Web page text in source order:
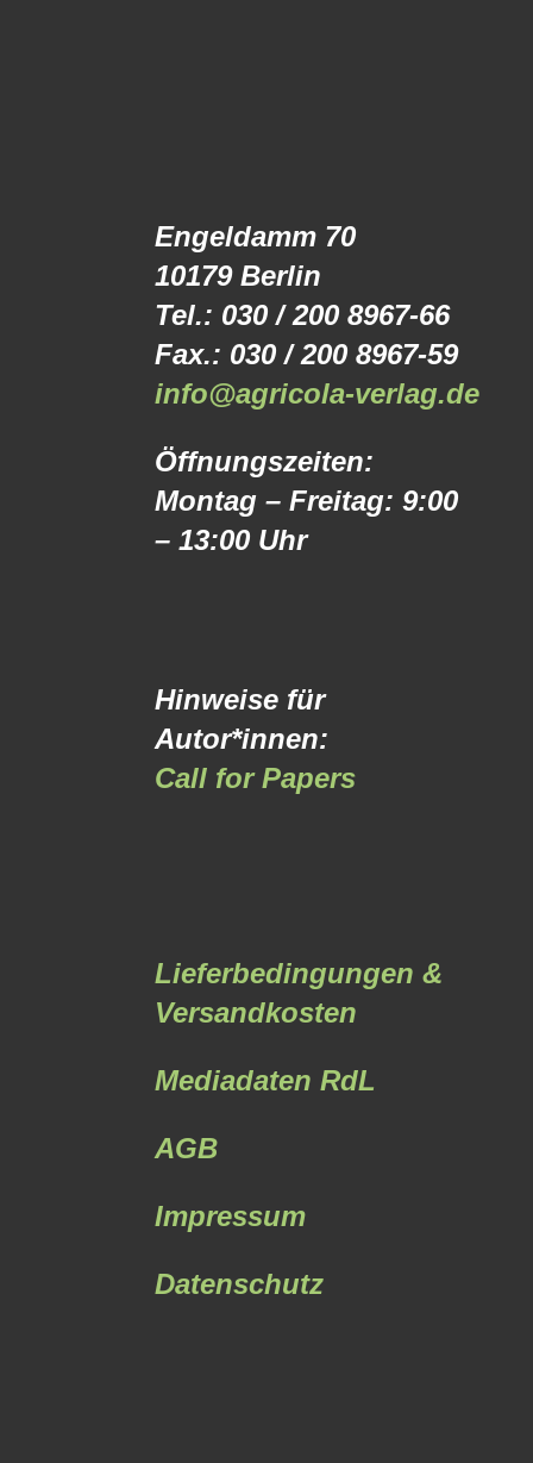
Engeldamm 70
10179 Berlin
Tel.: 030 / 200 8967-66
Fax.: 030 / 200 8967-59
info@agricola-verlag.de
Öffnungszeiten:
Montag – Freitag: 9:00
– 13:00 Uhr
Hinweise für
Autor*innen:
Call for Papers
Lieferbedingungen &
Versandkosten
Mediadaten RdL
AGB
Impressum
Datenschutz